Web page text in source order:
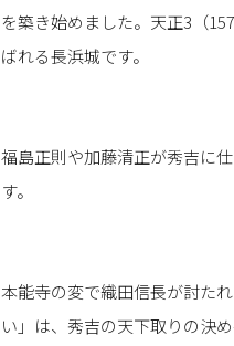
を築き始めました。天正3（
ばれる長浜城です。
福島正則や加藤清正が秀吉に
す。
本能寺の変で織田信長が討た
い」は、秀吉の天下取りの決